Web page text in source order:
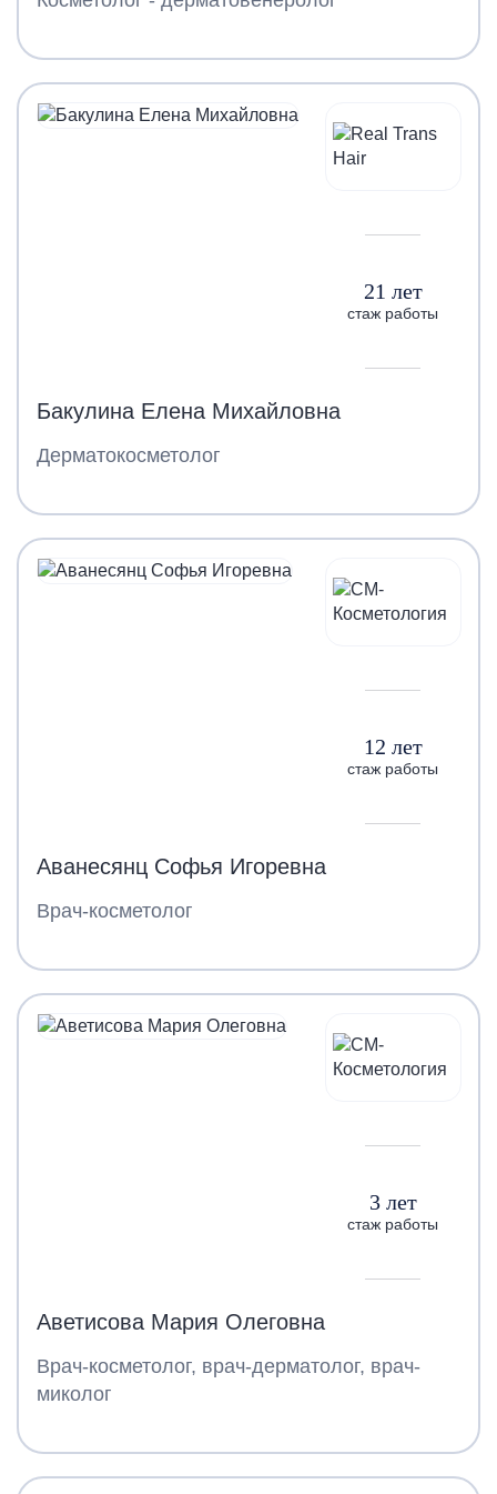
21 лет
стаж работы
Бакулина Елена Михайловна
Дерматокосметолог
12 лет
стаж работы
Аванесянц Софья Игоревна
Врач-косметолог
3 лет
стаж работы
Аветисова Мария Олеговна
Врач-косметолог, врач-дерматолог, врач-
миколог